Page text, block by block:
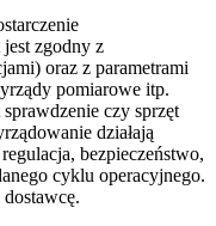
zgodny z
oraz z parametrami
pomiarowe itp.
czy sprzęt
działają
bezpieczeństwo,
cyklu operacyjnego.